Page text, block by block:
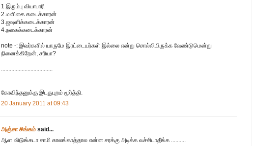
1.இரும்பு வியாபாரி
2.மளிகை கடைக்காரன்
3.ஜவுளிக்கடைக்காரன்
4.நகைக்கடைக்காரன்
note -: இவர்களில் யாருமே இரட்டையர்கள் இல்லை என்று சொல்லியிருக்க வேண்டுமென்று
நினைக்கிறேன், சரியா?
...................................
கோவிந்தனுக்கு இடதுபுறம் மூர்த்தி.
20 January 2011 at 09:43
அஞ்சா சிங்கம் said...
ஆள விடுங்கடா சாமி காலங்காத்தால என்ன சரக்கு அடிக்க வச்சிடாதீங்க ..........